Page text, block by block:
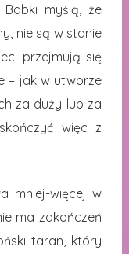
myślą, że
, nie są w stanie
przejmują się
– jak w utworze
za duży lub za
więc z
mniej-więcej w
ma zakończeń
taran, który